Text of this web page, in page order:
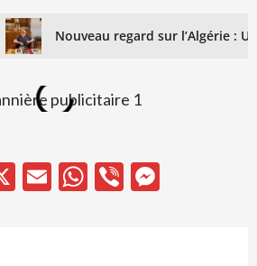
Nouveau regard sur l’Algérie :
X EmailWhatsApp
Viber